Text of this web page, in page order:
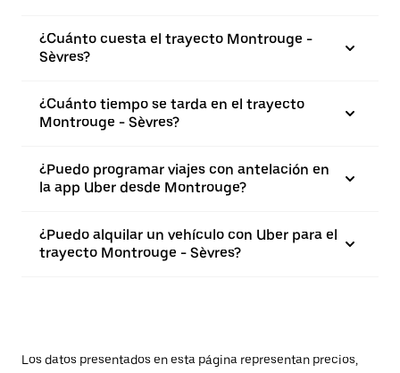
¿Cuánto cuesta el trayecto Montrouge -
Sèvres?
¿Cuánto tiempo se tarda en el trayecto
Montrouge - Sèvres?
¿Puedo programar viajes con antelación en
la app Uber desde Montrouge?
¿Puedo alquilar un vehículo con Uber para el
trayecto Montrouge - Sèvres?
Los datos presentados en esta página representan precios,